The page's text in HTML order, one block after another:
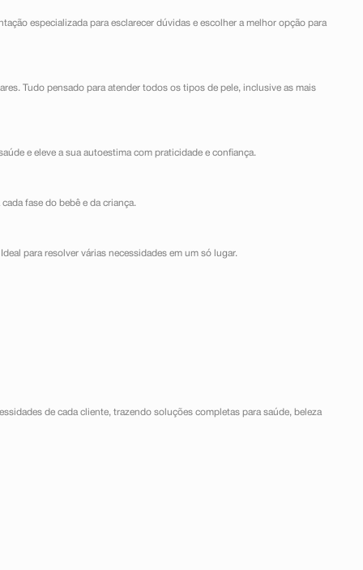
especializada para esclarecer dúvidas e escolher a melhor opção para
Tudo pensado para atender todos os tipos de pele, inclusive as mais
e eleve a sua autoestima com praticidade e confiança.
fase do bebê e da criança.
para resolver várias necessidades em um só lugar.
de cada cliente, trazendo soluções completas para saúde, beleza